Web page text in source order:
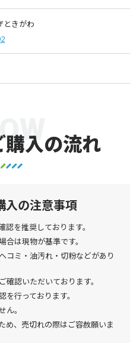
ときがわ
入の流れ
入の注意事項
を推奨しております。
は現物が基準です。
コミ・油汚れ・切粉などがあり
認いただいております。
行っております。
。
め、売切れの際はご容赦願いま